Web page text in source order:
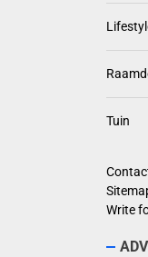
Tuin
Write